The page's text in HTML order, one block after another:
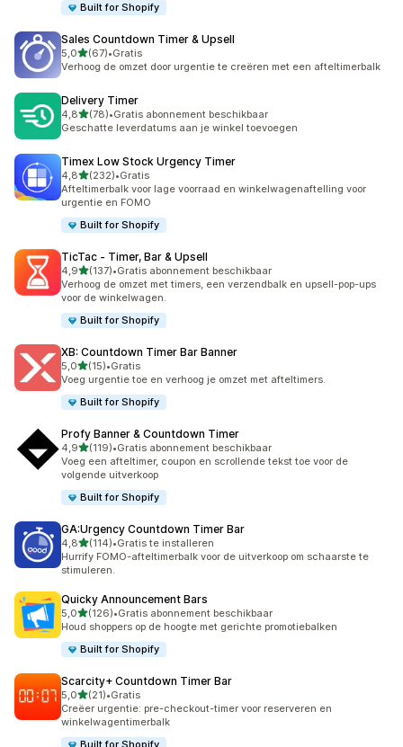
Built for Shopify
Sales Countdown Timer & Upsell
5,0van 5 sterren
(67)
67 recensies in totaal
•Gratis
Verhoog de omzet door urgentie te creëren met een afteltimerbalk
Delivery Timer
4,8van 5 sterren
(78)
78 recensies in totaal
•Gratis abonnement beschikbaar
Geschatte leverdatums aan je winkel toevoegen
Timex Low Stock Urgency Timer
4,8van 5 sterren
(232)
232 recensies in totaal
•Gratis
Afteltimerbalk voor lage voorraad en winkelwagenaftelling voor
urgentie en FOMO
Built for Shopify
TicTac ‑ Timer, Bar & Upsell
4,9van 5 sterren
(137)
137 recensies in totaal
•Gratis abonnement beschikbaar
Verhoog de omzet met timers, een verzendbalk en upsell-pop-ups
voor de winkelwagen.
Built for Shopify
XB: Countdown Timer Bar Banner
5,0van 5 sterren
(15)
15 recensies in totaal
•Gratis
Voeg urgentie toe en verhoog je omzet met afteltimers.
Built for Shopify
Profy Banner & Countdown Timer
4,9van 5 sterren
(119)
119 recensies in totaal
•Gratis abonnement beschikbaar
Voeg een afteltimer, coupon en scrollende tekst toe voor de
volgende uitverkoop
Built for Shopify
GA:Urgency Countdown Timer Bar
4,8van 5 sterren
(114)
114 recensies in totaal
•Gratis te installeren
Hurrify FOMO-afteltimerbalk voor de uitverkoop om schaarste te
stimuleren.
Quicky Announcement Bars
5,0van 5 sterren
(126)
126 recensies in totaal
•Gratis abonnement beschikbaar
Houd shoppers op de hoogte met gerichte promotiebalken
Built for Shopify
Scarcity+ Countdown Timer Bar
5,0van 5 sterren
(21)
21 recensies in totaal
•Gratis
Creëer urgentie: pre-checkout-timer voor reserveren en
winkelwagentimerbalk